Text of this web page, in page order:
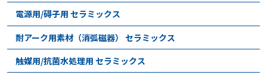
電源用/碍子用 セラミックス
耐アーク用素材（消弧磁器） セラミックス
触媒用/抗菌水処理用 セラミックス